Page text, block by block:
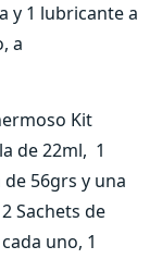
y 1 lubricante a
a
Kit
de 22ml, 1
56grs y una
Sachets de
uno, 1